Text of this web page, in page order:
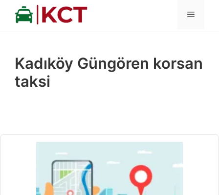
İçeriğe
MENÜ
Kadıköy Güngören korsan
taksi